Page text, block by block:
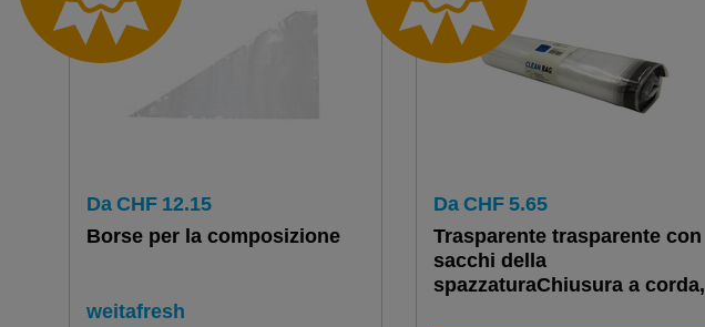
Da CHF 12.15
Borse per la composizione
weitafresh
Da CHF 5.65
Trasparente trasparente con
sacchi della
spazzaturaChiusura a corda,